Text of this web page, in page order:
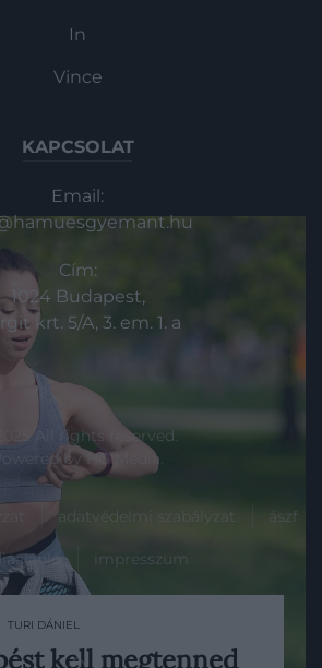
DÁNIEL
kell megtenned
In
Vince
KAPCSOLAT
Email:
Cím:
1024 Budapest,
krt. 5/A, 3. em. 1. a
All rights reserved.
Powered byHG Media.
adatvédelmi szabályzat ászf
impresszum
megfelelőségi nyilatkozat